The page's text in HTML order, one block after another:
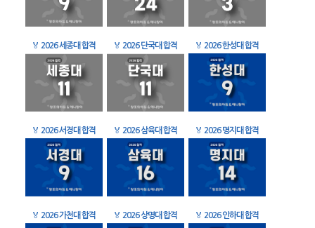
🏅 2026 세종대 합격 🏅 2026 단국대 합격 🏅 2026 한성대 합격
🏅 2026 서경대 합격 🏅 2026 삼육대 합격 🏅 2026 명지대 합격
🏅 2026 가천대 합격 🏅 2026 상명대 합격 🏅 2026 인하대 합격